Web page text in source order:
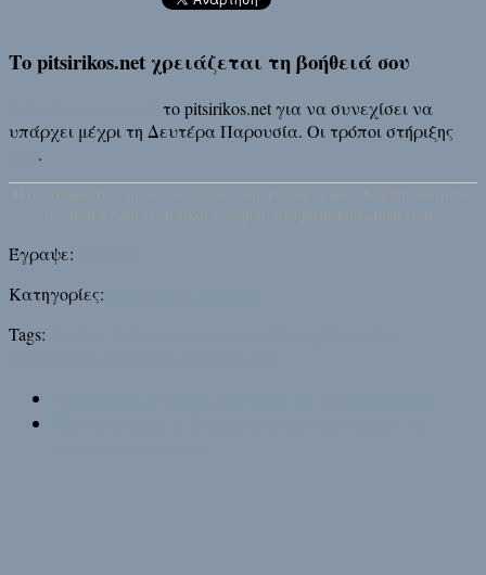
Το pitsirikos.net χρειάζεται τη βοήθειά σου
το pitsirikos.net για να συνεχίσει να
υπάρχει μέχρι τη Δευτέρα Παρουσία. Οι τρόποι στήριξης
.
Έγραψε:
Κατηγορίες:
Tags: